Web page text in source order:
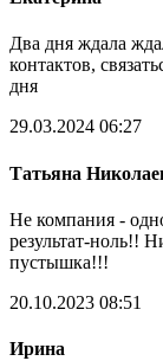
Два дня ждала
контактов,
дня
29.03.2024 06:27
Татьяна
Не компания -
результат-ноль!!
пустышка!!!
20.10.2023 08:51
Ирина